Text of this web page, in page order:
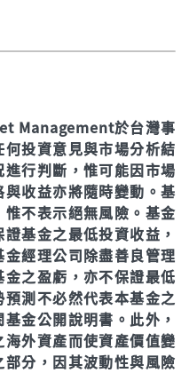
Management於台灣事
投資意見與市場分析結
行判斷，惟可能因市場
收益亦將隨時變動。基
不表示絕無風險。基金
基金之最低投資收益，
經理公司除盡善良管理
之盈虧，亦不保證最低
測不必然代表本基金之
金公開說明書。此外，
外資產而使資產價值變
分，因其波動性與風險